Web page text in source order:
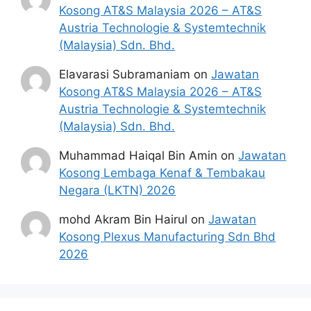
tarikh iklan ditutup hendaklah
menganggap permohonan mereka tidak
berjaya.
Mohon Online
Penafian: Pihak kami bukan dari mana-
mana agensi Kerajaan terlibat. Maklumat
yang terdapat dalam portal kerjakini.com
adalah sahih dan diolah dari sumber rasmi
kerajaan dan sumber yang dipercayai
Kosong AT&S Malaysia 2026 – AT&S
Austria Technologie & Systemtechnik
(Malaysia) Sdn. Bhd.
Elavarasi Subramaniam onJawatan
Kosong AT&S Malaysia 2026 – AT&S
Austria Technologie & Systemtechnik
(Malaysia) Sdn. Bhd.
Muhammad Haiqal Bin Amin onJawatan
Kosong Lembaga Kenaf & Tembakau
Negara (LKTN) 2026
mohd Akram Bin Hairul onJawatan
Kosong Plexus Manufacturing Sdn Bhd
2026